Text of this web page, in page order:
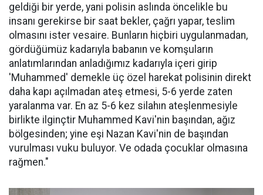
geldiği bir yerde, yani polisin aslında öncelikle bu
insanı gerekirse bir saat bekler, çağrı yapar, teslim
olmasını ister vesaire. Bunların hiçbiri uygulanmadan,
gördüğümüz kadarıyla babanın ve komşuların
anlatımlarından anladığımız kadarıyla içeri girip
'Muhammed' demekle üç özel harekat polisinin direkt
daha kapı açılmadan ateş etmesi, 5-6 yerde zaten
yaralanma var. En az 5-6 kez silahın ateşlenmesiyle
birlikte ilginçtir Muhammed Kavi'nin başından, ağız
bölgesinden; yine eşi Nazan Kavi'nin de başından
vurulması vuku buluyor. Ve odada çocuklar olmasına
rağmen."